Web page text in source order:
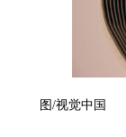
图/视觉中国